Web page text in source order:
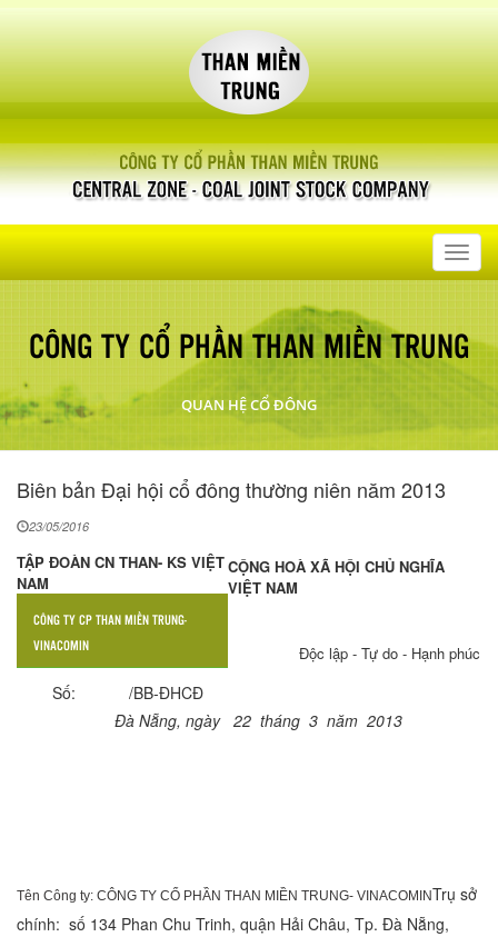
CÔNG TY CỔ PHẦN THAN MIỀN TRUNG
QUAN HỆ CỔ ĐÔNG
Biên bản Đại hội cổ đông thường niên năm 2013
23/05/2016
TẬP ĐOÀN CN THAN- KS VIỆT
NAM
CÔNG TY CP THAN MIỀN TRUNG-
VINACOMIN
CỘNG HOÀ XÃ HỘI CHỦ NGHĨA
VIỆT NAM
Độc lập - Tự do - Hạnh phúc
Số: /BB-ĐHCĐ
Đà Nẵng, ngày 22 tháng 3 năm 2013
Tên Công ty: CÔNG TY CỔ PHẦN THAN MIỀN TRUNG- VINACOMINTrụ sở
chính: số 134 Phan Chu Trinh, quận Hải Châu, Tp. Đà Nẵng,